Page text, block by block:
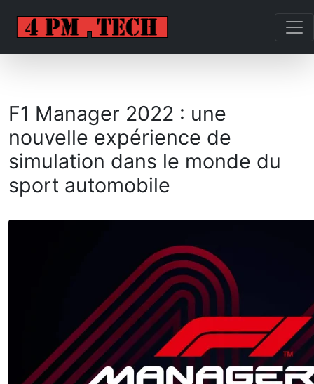
F1 Manager 2022 : une
nouvelle expérience de
simulation dans le monde du
sport automobile